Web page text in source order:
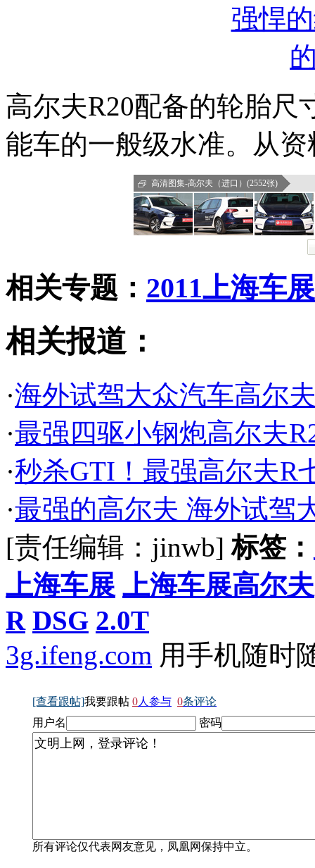
高尔夫R20配备的轮胎尺
能车的一般级水准。从
高清图集-高尔夫（进口）(2552张)
相关专题： 2011上海车展
相关报道：
·海外试驾大众汽车高尔
·最强四驱小钢炮高尔夫
·秒杀GTI！最强高尔夫R
·最强的高尔夫 海外试驾
[责任编辑：jinwb]标签：
上海车展 上海车展高尔夫
R DSG 2.0T
3g.ifeng.com 用手机随时
[查看跟帖]我要跟帖 0人参与 0条评论
用户名
密码
所有评论仅代表网友意见，凤凰网保持中立。